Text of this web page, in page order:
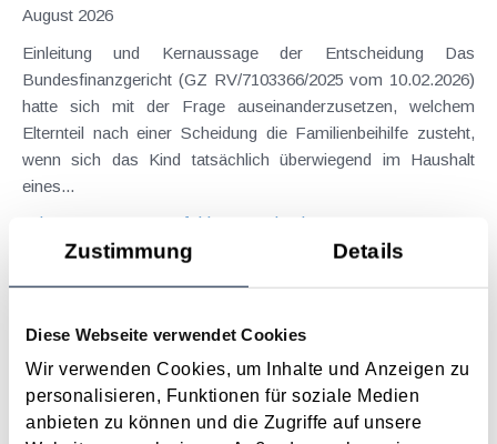
Zustimmung Details
Diese Webseite verwendet Cookies
Wir verwenden Cookies, um Inhalte und Anzeigen zu
personalisieren, Funktionen für soziale Medien
anbieten zu können und die Zugriffe auf unsere
August 2026
Einleitung und Kernaussage der Entscheidung Das
Bundesfinanzgericht (GZ RV/7103366/2025 vom 10.02.2026)
hatte sich mit der Frage auseinanderzusetzen, welchem
Elternteil nach einer Scheidung die Familienbeihilfe zusteht,
wenn sich das Kind tatsächlich überwiegend im Haushalt
eines...
Langtext
empfehlen drucken
Neuerungen beim Dreiecksgeschäft
Ab 01.01.2023 kommt es zu einer kleinen, aber
möglicherweise für viele Unternehmer interessanten Neuerung
bei Dreiecksgeschäften. Ein Dreiecksgeschäft ist eine
spezielle Form des Reihengeschäfts, bei dem drei